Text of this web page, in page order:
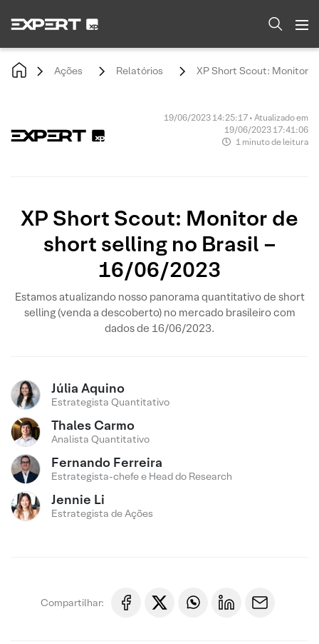
Ações Relatórios XP Short Scout: Monitor
19/06/2023 14:25:17 • Atualizado em
19/06/2023 17:41:06
1 minuto de leitura
XP Short Scout: Monitor de
short selling no Brasil –
16/06/2023
Estamos atualizando nosso panorama quantitativo de short
selling (venda a descoberto) no mercado brasileiro com
dados de 16/06/2023.
Júlia Aquino
Estrategista Quantitativo
Thales Carmo
Analista Quantitativo
Fernando Ferreira
Estrategista-chefe e Head do Research
Jennie Li
Estrategista de Ações
Compartilhar: